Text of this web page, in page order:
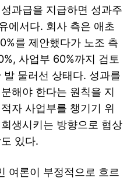
과급을 지급하면 성과주
에서다. 회사 측은 애초
를 제안했다가 노조 측
사업부 60%까지 검토
물러선 상태다. 성과를
해야 한다는 원칙을 지
자 사업부를 챙기기 위
생시키는 방향으로 협상
있다.
여론이 부정적으로 흐르